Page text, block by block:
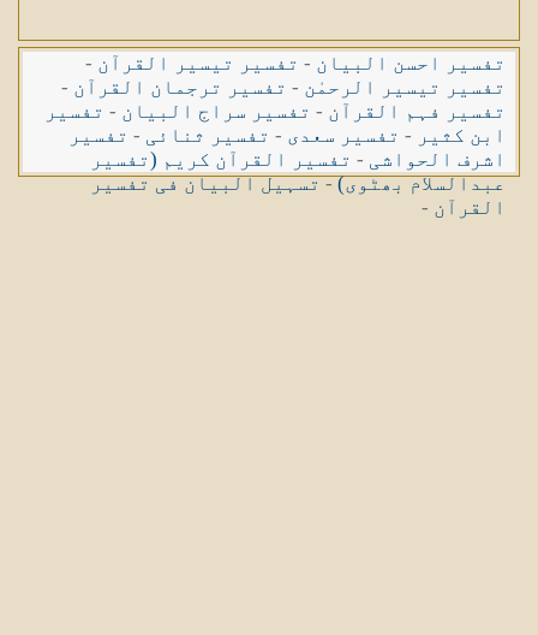
تفسیر احسن البیان - تفسیر تیسیر القرآن -
تفسیر تیسیر الرحمٰن - تفسیر ترجمان القرآن -
تفسیر فہم القرآن - تفسیر سراج البیان - تفسیر
ابن کثیر - تفسیر سعدی - تفسیر ثنائی - تفسیر
اشرف الحواشی - تفسیر القرآن کریم (تفسیر
عبدالسلام بھٹوی)-تسہیل البیان فی تفسیر
القرآن -